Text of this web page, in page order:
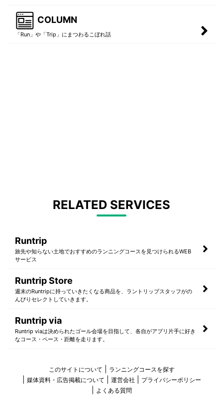
COLUMN
「Run」や「Trip」にまつわるこぼれ話
RELATED SERVICES
Runtrip
旅先や知らない土地でおすすめのランニングコースを見つけられるWEB
サービス
Runtrip Store
週末のRuntripに持っていきたくなる商品を、ラントリップスタッフがの
んびりセレクトしていきます。
Runtrip via
Runtrip viaは決められたゴール会場を目指して、各自がアプリ片手に好き
なコース・ペース・距離を走ります。
このサイトについて
ランニングコースを探す
媒体資料・広告掲載について
運営会社
プライバシーポリシー
よくある質問